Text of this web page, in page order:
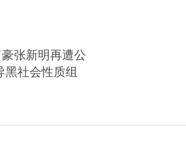
张新明再遭公
黑社会性质组